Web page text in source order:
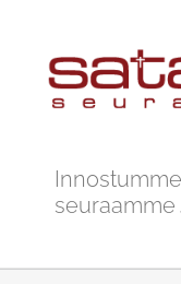
content
seuraamme